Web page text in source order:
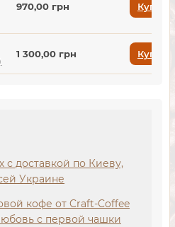
970,00 грн Купить
1 300,00 грн Купить
с доставкой по Киеву,
Украине
кофе от Craft-Coffee
с первой чашки